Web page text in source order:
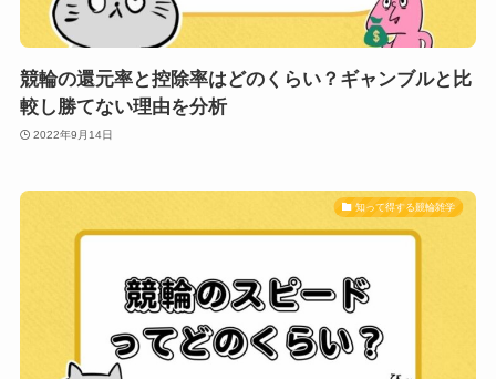
競輪の還元率と控除率はどのくらい？ギャンブルと比
較し勝てない理由を分析
2022年9月14日
知って得する競輪雑学